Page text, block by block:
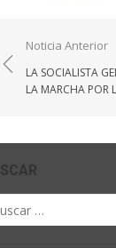
Navegación
de
entradas
Noticia Anterior
LA SOCIALISTA
LA MARCHA POR